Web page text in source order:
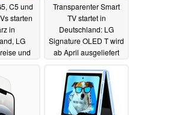
C5 und
starten
in
LG
und
Transparenter Smart
TV startet in
Deutschland: LG
Signature OLED T wird
ab April ausgeliefert